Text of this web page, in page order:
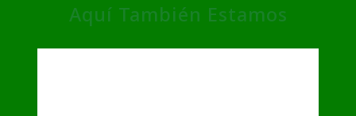
Aquí También Estamos